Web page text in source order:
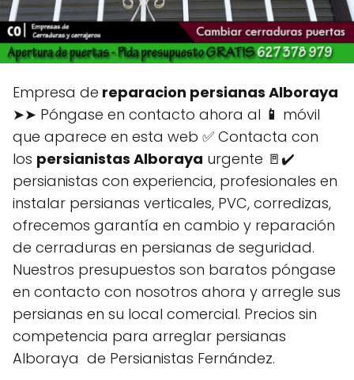
Empresa de reparacion persianas Alboraya
➤➤ Póngase en contacto ahora al 📱 móvil
que aparece en esta web ✅ Contacta con
los persianistas Alboraya urgente 🚪✔️
persianistas con experiencia, profesionales en
instalar persianas verticales, PVC, corredizas,
ofrecemos garantía en cambio y reparación
de cerraduras en persianas de seguridad.
Nuestros presupuestos son baratos póngase
en contacto con nosotros ahora y arregle sus
persianas en su local comercial. Precios sin
competencia para arreglar persianas
Alboraya de Persianistas Fernández.